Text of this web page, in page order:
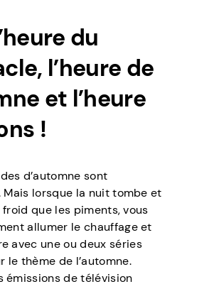
du
l’heure de
et l’heure
!
d’automne sont
lorsque la nuit tombe et
froid que les piments, vous
allumer le chauffage et
avec une ou deux séries
le thème de l’automne.
émissions de télévision